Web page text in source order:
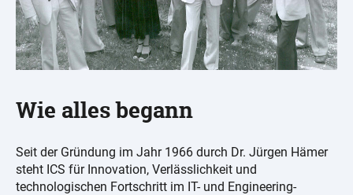
Wie alles begann
Seit der Gründung im Jahr 1966 durch Dr. Jürgen Hämer
steht ICS für Innovation, Verlässlichkeit und
technologischen Fortschritt im IT- und Engineering-